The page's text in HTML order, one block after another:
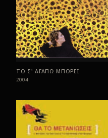
ΤΟ Σ' ΑΓΑΠΩ ΜΠΟΡΕΙ
2004